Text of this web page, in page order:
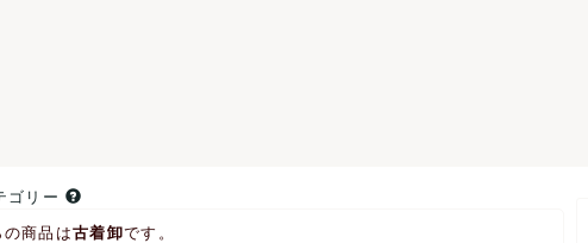
ゴリー
の商品は古着卸です。